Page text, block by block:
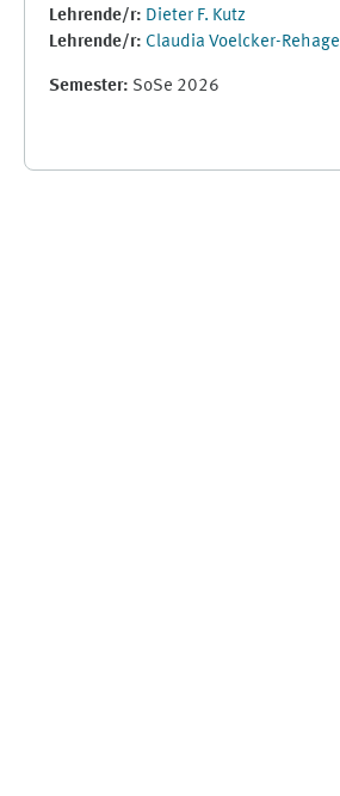
Lehrende/r: Dieter F. Kutz
Lehrende/r: Claudia Voelcker-Rehage
Semester: SoSe 2026